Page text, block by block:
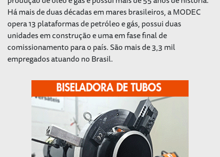
Há mais de duas décadas em mares brasileiros, a MODEC
opera 13 plataformas de petróleo e gás, possui duas
unidades em construção e uma em fase final de
comissionamento para o país. São mais de 3,3 mil
empregados atuando no Brasil.